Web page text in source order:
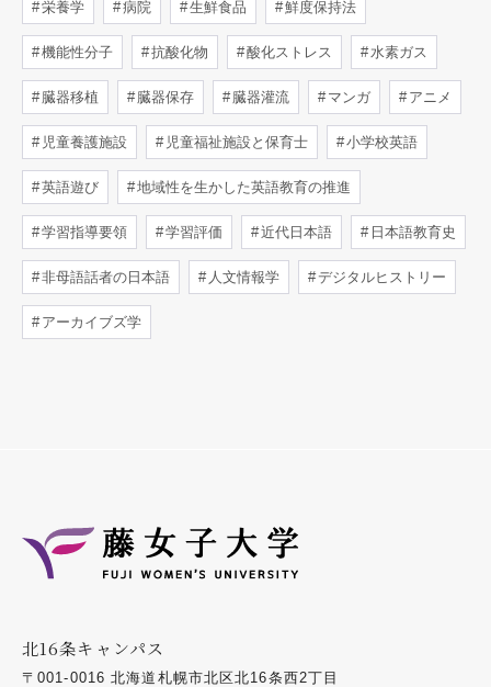
栄養学 病院 生鮮食品 鮮度保持法
機能性分子 抗酸化物 酸化ストレス 水素ガス
臓器移植 臓器保存 臓器灌流 マンガ アニメ
児童養護施設 児童福祉施設と保育士 小学校英語
英語遊び 地域性を生かした英語教育の推進
学習指導要領 学習評価 近代日本語 日本語教育史
非母語話者の日本語 人文情報学 デジタルヒストリー
アーカイブズ学
北16条キャンパス
〒001-0016 北海道札幌市北区北16条西2丁目